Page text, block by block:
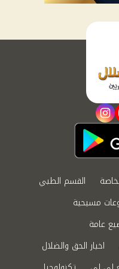
instagram
القسم الطبي
مسيحية
عامة
اخبار الحق والضلال